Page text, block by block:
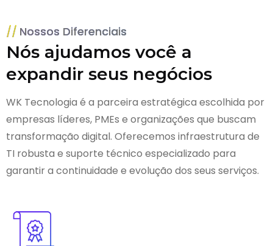
Nossos Diferenciais
Nós ajudamos você a
expandir seus negócios
WK Tecnologia é a parceira estratégica escolhida por
empresas líderes, PMEs e organizações que buscam
transformação digital. Oferecemos infraestrutura de
TI robusta e suporte técnico especializado para
garantir a continuidade e evolução dos seus serviços.